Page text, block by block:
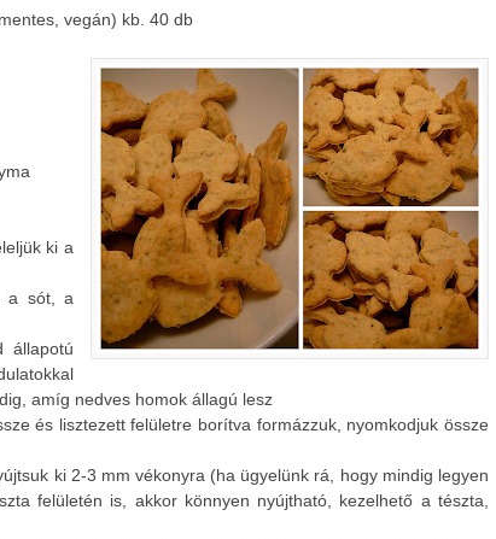
vegán) kb. 40 db
ki a
a sót, a
állapotú
amíg nedves homok állagú lesz
és lisztezett felületre borítva formázzuk, nyomkodjuk össze
ki 2-3 mm vékonyra (ha ügyelünk rá, hogy mindig legyen
felületén is, akkor könnyen nyújtható, kezelhető a tészta,